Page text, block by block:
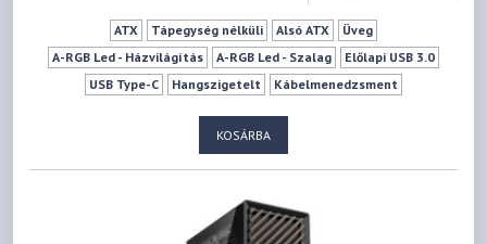
ATX Tápegység nélküli Alsó ATX
Üveg
A-RGB Led - Házvilágítás
A-RGB Led - Szalag
Előlapi USB 3.0
USB Type-C
Hangszigetelt
Kábelmenedzsment
190 mm
KOSÁRBA